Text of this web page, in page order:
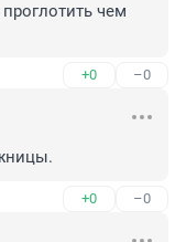
чем
+0 –0
+0 –0